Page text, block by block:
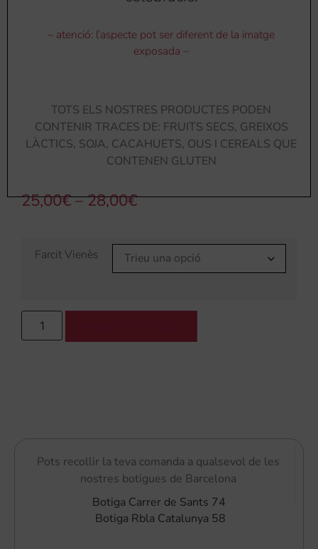
– atenció: l’aspecte pot ser diferent de la imatge
exposada –
TOTS ELS NOSTRES PRODUCTES PODEN
CONTENIR TRACES DE: FRUITS SECS, GREIXOS
LÀCTICS, SOJA, CACAHUETS, OUS I CEREALS QUE
CONTENEN GLUTEN
25,00€–28,00€
Farcit Vienès
Pots recollir la teva comanda a qualsevol de les
nostres botigues de Barcelona
Botiga Carrer de Sants 74
Botiga Rbla Catalunya 58